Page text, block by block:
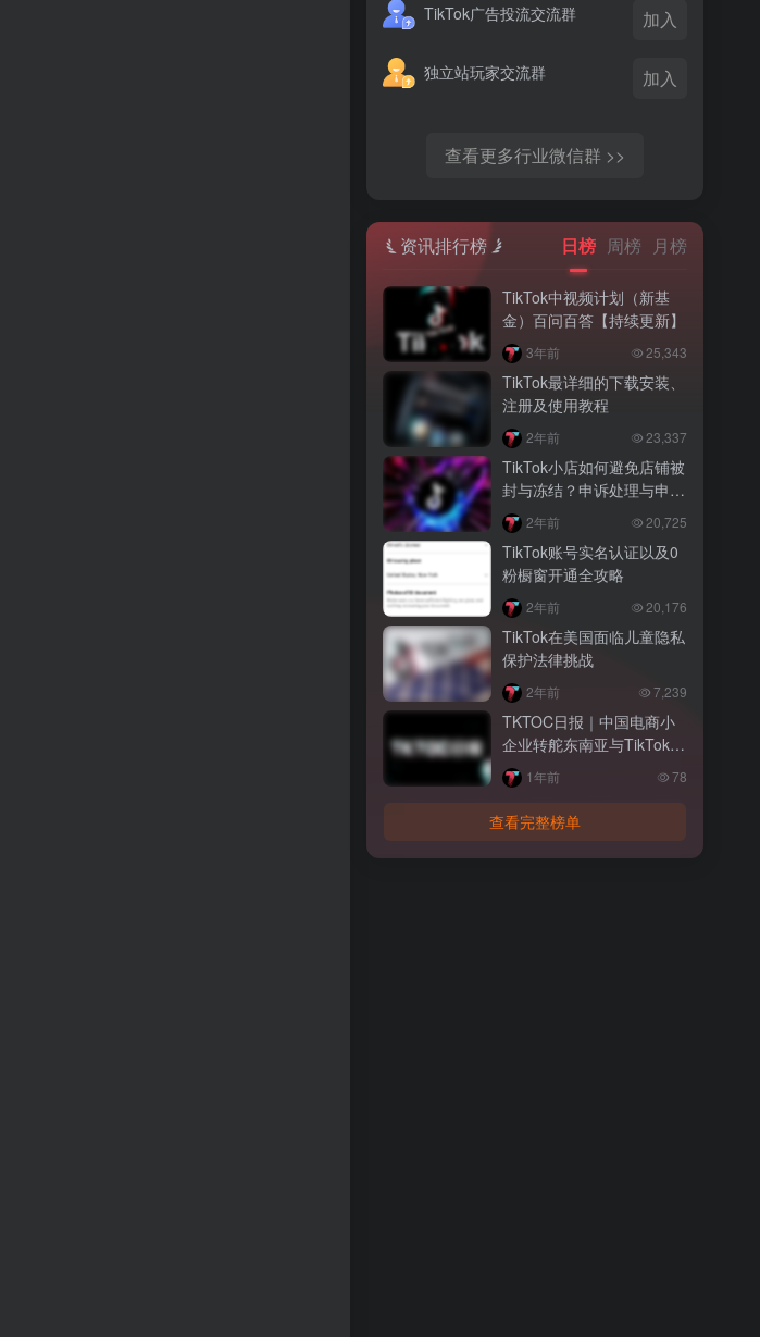
TikTok广告投流交流群 加入
独立站玩家交流群 加入
查看更多行业微信群 >>
资讯排行榜 日榜 周榜 月榜
TikTok中视频计划（新基
金）百问百答【持续更新】
3年前 25,343
TikTok最详细的下载安装、
注册及使用教程
2年前 23,337
TikTok小店如何避免店铺被
封与冻结？申诉处理与申诉
策略 2年前 20,725
TikTok账号实名认证以及0
粉橱窗开通全攻略
2年前 20,176
TikTok在美国面临儿童隐私
保护法律挑战
2年前 7,239
TKTOC日报｜中国电商小
企业转舵东南亚与TikTok寻
求新出路
1年前 78
查看完整榜单